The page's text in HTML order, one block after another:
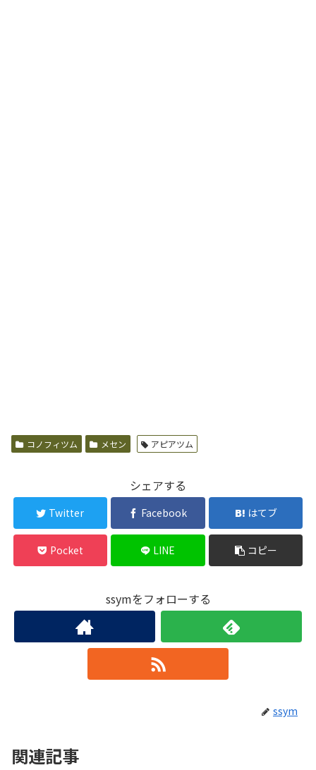
コノフィツム メセン アピアツム
シェアする
Twitter Facebook はてブ
Pocket LINE コピー
ssymをフォローする
ssym
関連記事